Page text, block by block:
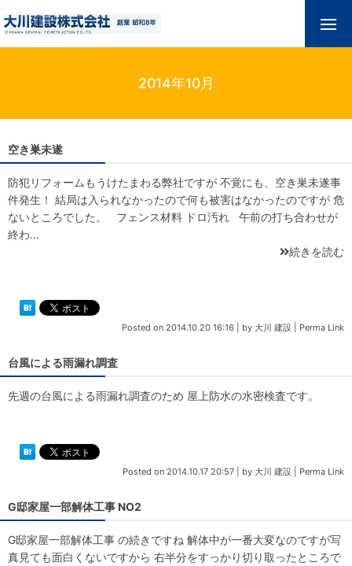
2014年10月
空き巣未遂
防犯リフォームもうけたまわる弊社ですが 不覚にも、空き巣未遂事
件発生！ 結局は入られなかったので何も被害はなかったのですが 危
ないところでした。 フェンス材料 ドロ汚れ 午前の打ち合わせが
終わ…
続きを読む
Posted on 2014.10.20 16:16 by 大川 建設 Perma Link
台風による雨漏れ調査
先週の台風による雨漏れ調査のため 屋上防水の水密検査です。
Posted on 2014.10.17 20:57 by 大川 建設 Perma Link
G邸家屋一部解体工事 NO2
G邸家屋一部解体工事 の続きですね 解体中が一番大変なのですが写
真見ても面白くないですから 右半分をすっかり切り取ったところで